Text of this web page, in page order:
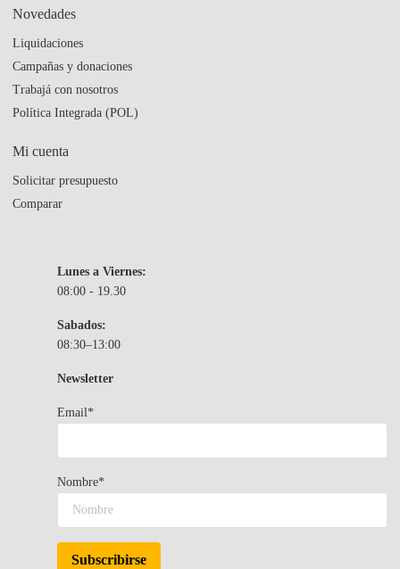
Novedades
Liquidaciones
Campañas y donaciones
Trabajá con nosotros
Política Integrada (POL)
Mi cuenta
Solicitar presupuesto
Comparar
Lunes a Viernes:
08:00 - 19.30
Sabados:
08:30–13:00
Newsletter
Email*
Nombre*